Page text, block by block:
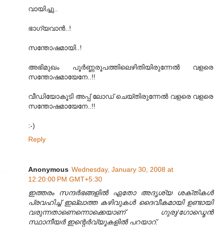
വായിച്ചു..
ഭാഗ്യവാന്‍..!
സന്തോഷമായി..!
അഭിമുഖം പൂര്‍ണ്ണരൂപത്തിലെഴിതിയിരുന്നേല്‍ വളരെ
സന്തോഷമായേനേ..!!
വീഡിയോകൂടി അപ്പ് ലോഡ് ചെയ്തിരുന്നേല്‍ വളരെ വളരെ
സന്തോഷമായേനേ..!!
:-)
Reply
Anonymous Wednesday, January 30, 2008 at
12:20:00 PM GMT+5:30
ഇത്തരം സന്ദര്‍ഭങ്ങളില്‍ ഏതോ അദൃശ്യ ശക്തികള്‍
പ്രവഹിച്ച് ഇല്ലാത്ത കഴിവുകള്‍ ദൈവീകമായി ഉണ്ടായി
വരുന്നതാണെന്നൊക്കെയാണ് ഗുരു/ഗോഡ്മെന്‍
സ്ഥാനീയര്‍ ഇന്റെര്‍വ്യൂകളില്‍ പറയാറ്.